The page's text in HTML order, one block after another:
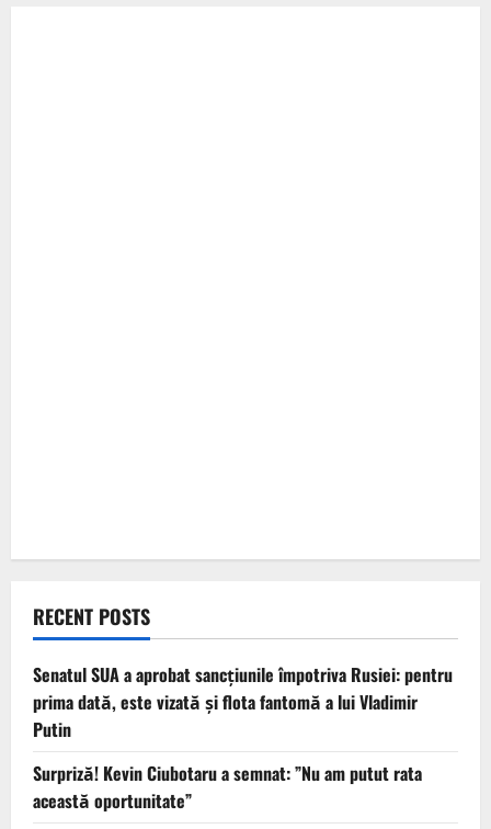
RECENT POSTS
Senatul SUA a aprobat sancțiunile împotriva Rusiei: pentru
prima dată, este vizată și flota fantomă a lui Vladimir
Putin
Surpriză! Kevin Ciubotaru a semnat: ”Nu am putut rata
această oportunitate”